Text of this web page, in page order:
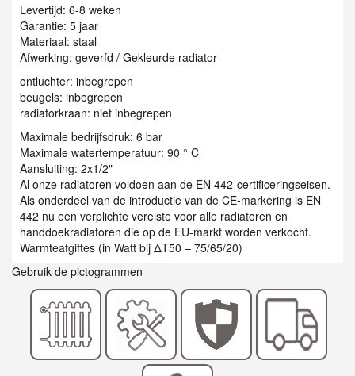
Levertijd: 6-8 weken
Garantie: 5 jaar
Materiaal: staal
Afwerking: geverfd / Gekleurde radiator
ontluchter: inbegrepen
beugels: inbegrepen
radiatorkraan: niet inbegrepen
Maximale bedrijfsdruk: 6 bar
Maximale watertemperatuur: 90 ° C
Aansluiting: 2x1/2"
Al onze radiatoren voldoen aan de EN 442-certificeringseisen.
Als onderdeel van de introductie van de CE-markering is EN
442 nu een verplichte vereiste voor alle radiatoren en
handdoekradiatoren die op de EU-markt worden verkocht.
Warmteafgiftes (in Watt bij ΔT50 – 75/65/20)
Gebruik de pictogrammen